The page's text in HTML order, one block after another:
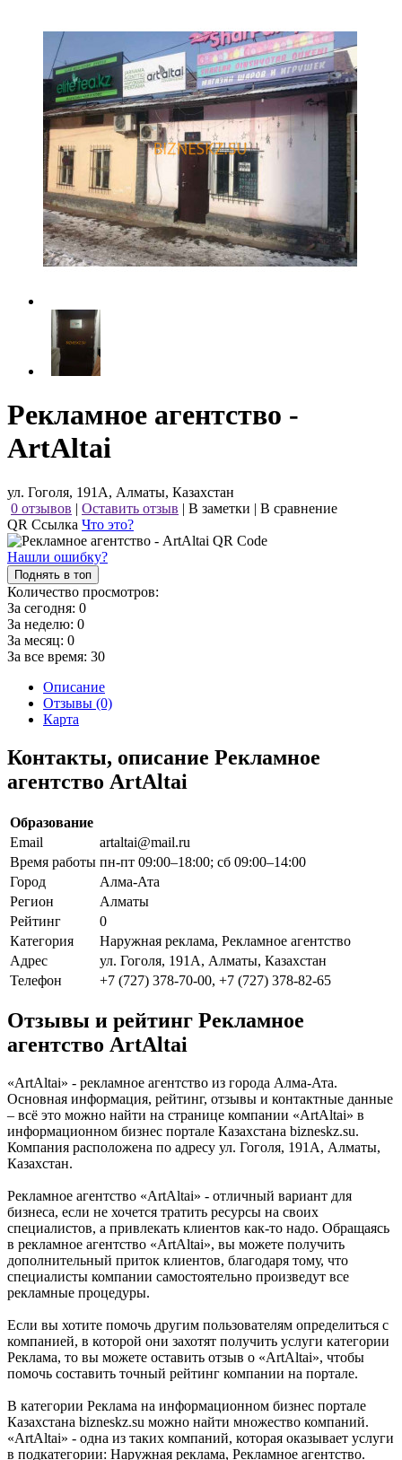
Рекламное агентство -
ArtAltai
ул. Гоголя, 191А, Алматы, Казахстан
0 отзывов | Оставить отзыв | В заметки | В сравнение
QR Ссылка Что это?
Нашли ошибку?
Поднять в топ
Количество просмотров:
За сегодня: 0
За неделю: 0
За месяц: 0
За все время: 30
Описание
Отзывы (0)
Карта
Контакты, описание Рекламное
агентство ArtAltai
Образование
Email
artaltai@mail.ru
Время работы пн-пт 09:00–18:00; сб 09:00–14:00
Город
Алма-Ата
Регион
Алматы
Рейтинг
0
Категория
Наружная реклама, Рекламное агентство
Адрес
ул. Гоголя, 191А, Алматы, Казахстан
Телефон
+7 (727) 378-70-00, +7 (727) 378-82-65
Отзывы и рейтинг Рекламное
агентство ArtAltai
«ArtAltai» - рекламное агентство из города Алма-Ата.
Основная информация, рейтинг, отзывы и контактные данные
– всё это можно найти на странице компании «ArtAltai» в
информационном бизнес портале Казахстана bizneskz.su.
Компания расположена по адресу ул. Гоголя, 191А, Алматы,
Казахстан.
Рекламное агентство «ArtAltai» - отличный вариант для
бизнеса, если не хочется тратить ресурсы на своих
специалистов, а привлекать клиентов как-то надо. Обращаясь
в рекламное агентство «ArtAltai», вы можете получить
дополнительный приток клиентов, благодаря тому, что
специалисты компании самостоятельно произведут все
рекламные процедуры.
Если вы хотите помочь другим пользователям определиться с
компанией, в которой они захотят получить услуги категории
Реклама, то вы можете оставить отзыв о «ArtAltai», чтобы
помочь составить точный рейтинг компании на портале.
В категории Реклама на информационном бизнес портале
Казахстана bizneskz.su можно найти множество компаний.
«ArtAltai» - одна из таких компаний, которая оказывает услуги
в подкатегории: Наружная реклама, Рекламное агентство.